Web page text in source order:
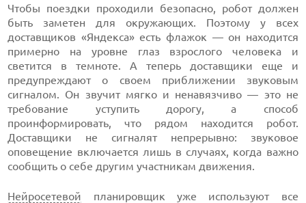
Чтобы поездки проходили безопасно, робот должен
быть заметен для окружающих. Поэтому у всех
доставщиков «Яндекса» есть флажок — он находится
примерно на уровне глаз взрослого человека и
светится в темноте. А теперь доставщики еще и
предупреждают о своем приближении звуковым
сигналом. Он звучит мягко и ненавязчиво — это не
требование уступить дорогу, а способ
проинформировать, что рядом находится робот.
Доставщики не сигналят непрерывно: звуковое
оповещение включается лишь в случаях, когда важно
сообщить о себе другим участникам движения.
Нейросетевой планировщик уже используют все